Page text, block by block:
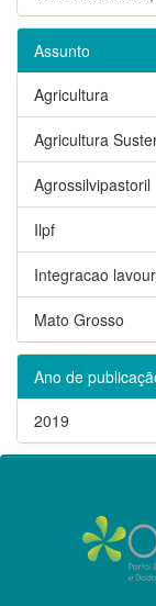
Assunto
Agricultura
Agricultura
Agrossilvipastoril
Ilpf
Integracao
Mato Grosso
Ano de
2019